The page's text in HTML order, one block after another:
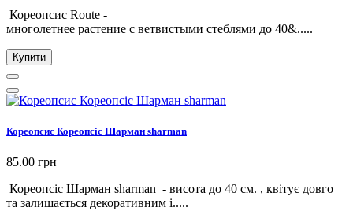
Кореопсис Route -
многолетнее растение с ветвистыми стеблями до 40&.....
Купити
Кореопсис Кореопсіс Шарман sharman
85.00 грн
Кореопсіс Шарман sharman - висота до 40 см. , квітує довго
та залишається декоративним і.....